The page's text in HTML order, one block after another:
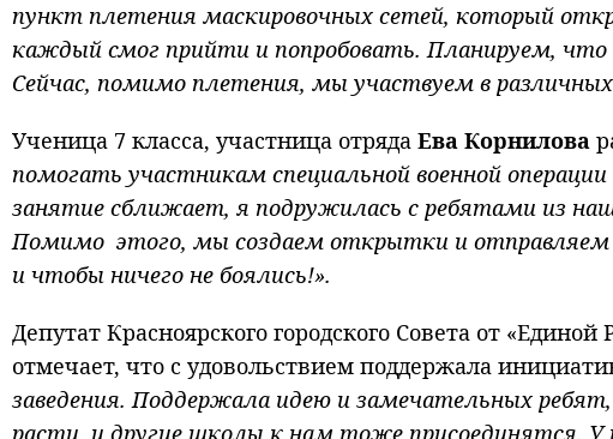
пункт плетения маскировочных сетей, который
каждый смог прийти и попробовать. Планируем,
Сейчас, помимо плетения, мы участвуем в различных
Ученица 7 класса, участница отряда Ева Корнилова
помогать участникам специальной военной
занятие сближает, я подружилась с ребятами из
Помимо этого, мы создаем открытки и отправляем
и чтобы ничего не боялись!».
Депутат Красноярского городского Совета от
отмечает, что с удовольствием поддержала
заведения. Поддержала идею и замечательных
расти, и другие школы к нам тоже присоединятся.